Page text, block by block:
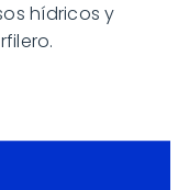
hídricos y